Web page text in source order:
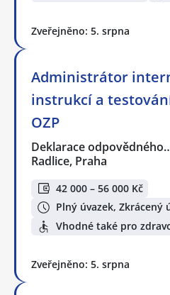
Zveřejněno: 5. srpna
Administrátor
instrukcí a
OZP
Deklarace
Radlice, Praha
42 000 – 56 000 Kč
Plný úvazek, Zkrácený
Vhodné také pro
Zveřejněno: 5. srpna